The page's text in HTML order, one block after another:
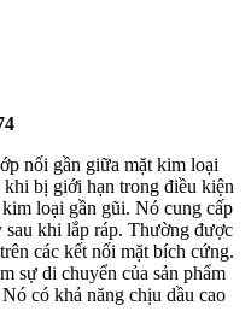
nối gần giữa mặt kim loại
bị giới hạn trong điều kiện
loại gần gũi. Nó cung cấp
sau khi lắp ráp. Thường được
các kết nối mặt bích cứng.
sự di chuyển của sản phẩm
có khả năng chịu dầu cao